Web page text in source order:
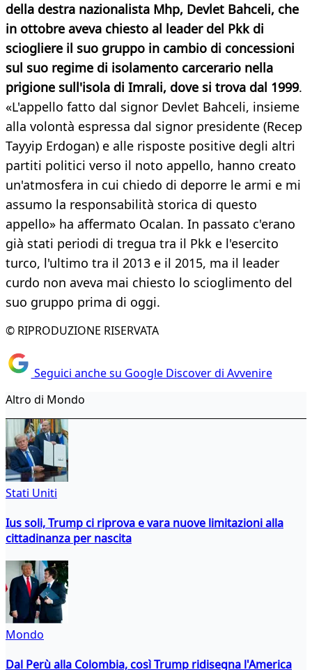
della destra nazionalista Mhp, Devlet Bahceli, che
in ottobre aveva chiesto al leader del Pkk di
sciogliere il suo gruppo in cambio di concessioni
sul suo regime di isolamento carcerario nella
prigione sull'isola di Imrali, dove si trova dal 1999.
«L'appello fatto dal signor Devlet Bahceli, insieme
alla volontà espressa dal signor presidente (Recep
Tayyip Erdogan) e alle risposte positive degli altri
partiti politici verso il noto appello, hanno creato
un'atmosfera in cui chiedo di deporre le armi e mi
assumo la responsabilità storica di questo
appello» ha affermato Ocalan. In passato c'erano
già stati periodi di tregua tra il Pkk e l'esercito
turco, l'ultimo tra il 2013 e il 2015, ma il leader
curdo non aveva mai chiesto lo scioglimento del
suo gruppo prima di oggi.
© RIPRODUZIONE RISERVATA
Seguici anche su Google Discover di Avvenire
Altro di Mondo
Stati Uniti
Ius soli, Trump ci riprova e vara nuove limitazioni alla
cittadinanza per nascita
Mondo
Dal Perù alla Colombia, così Trump ridisegna l'America